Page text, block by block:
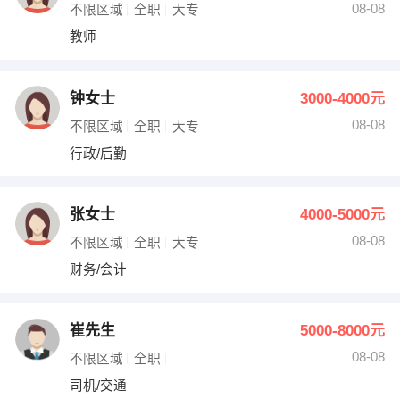
不限区域 全职 大专
08-08
教师
钟女士 3000-4000元
不限区域 全职 大专
08-08
行政/后勤
张女士 4000-5000元
不限区域 全职 大专
08-08
财务/会计
崔先生 5000-8000元
不限区域 全职
08-08
司机/交通